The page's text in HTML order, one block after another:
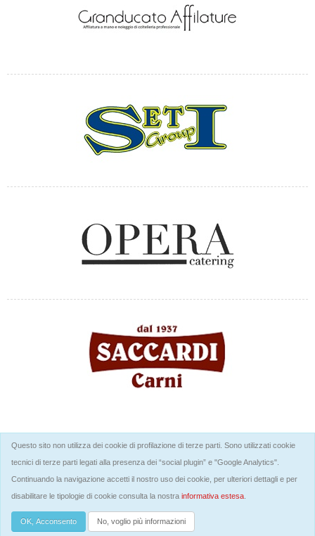
Midland Global Sport SSDRL © 2026 - p.i. 04733710489
Informativa sull'uso dei cookie
Questo sito non utilizza dei cookie di profilazione di terze parti. Sono utilizzati cookie
tecnici di terze parti legati alla presenza dei “social plugin” e "Google Analytics".
Continuando la navigazione accetti il nostro uso dei cookie, per ulteriori dettagli e per
disabilitare le tipologie di cookie consulta la nostra informativa estesa
OK, Acconsento No, voglio più informazioni